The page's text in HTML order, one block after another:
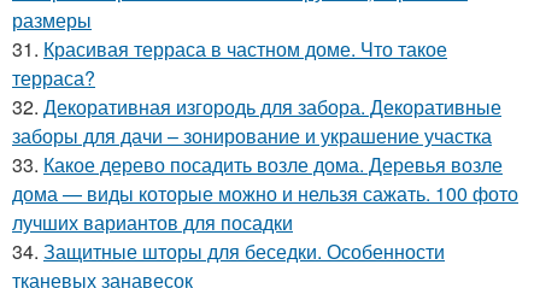
размеры
31. Красивая терраса в частном доме. Что такое
терраса?
32. Декоративная изгородь для забора. Декоративные
заборы для дачи – зонирование и украшение участка
33. Какое дерево посадить возле дома. Деревья возле
дома — виды которые можно и нельзя сажать. 100 фото
лучших вариантов для посадки
34. Защитные шторы для беседки. Особенности
тканевых занавесок